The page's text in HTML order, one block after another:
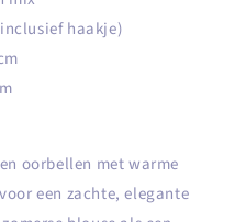
haakje)
oorbellen met warme
een zachte, elegante